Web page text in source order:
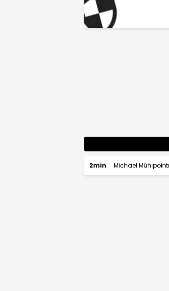
2min Michael